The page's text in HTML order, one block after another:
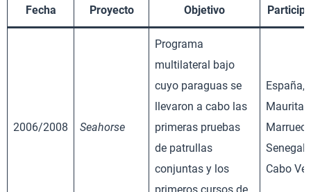
Fecha Proyecto Objetivo
2006/2008 Seahorse
Programa
multilateral bajo
cuyo paraguas se
llevaron a cabo las
primeras pruebas
de patrullas
conjuntas y los
primeros cursos de
España,
Senegal
Cabo